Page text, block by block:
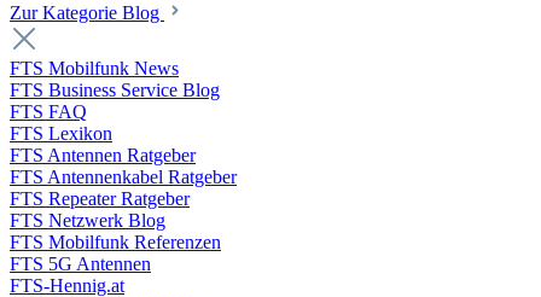
Zur Kategorie Blog
FTS Mobilfunk News
FTS Business Service Blog
FTS FAQ
FTS Lexikon
FTS Antennen Ratgeber
FTS Antennenkabel Ratgeber
FTS Repeater Ratgeber
FTS Netzwerk Blog
FTS Mobilfunk Referenzen
FTS 5G Antennen
FTS-Hennig.at